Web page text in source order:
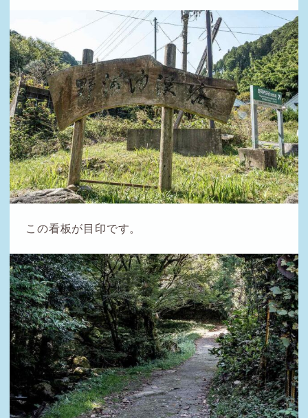
この看板が目印です。